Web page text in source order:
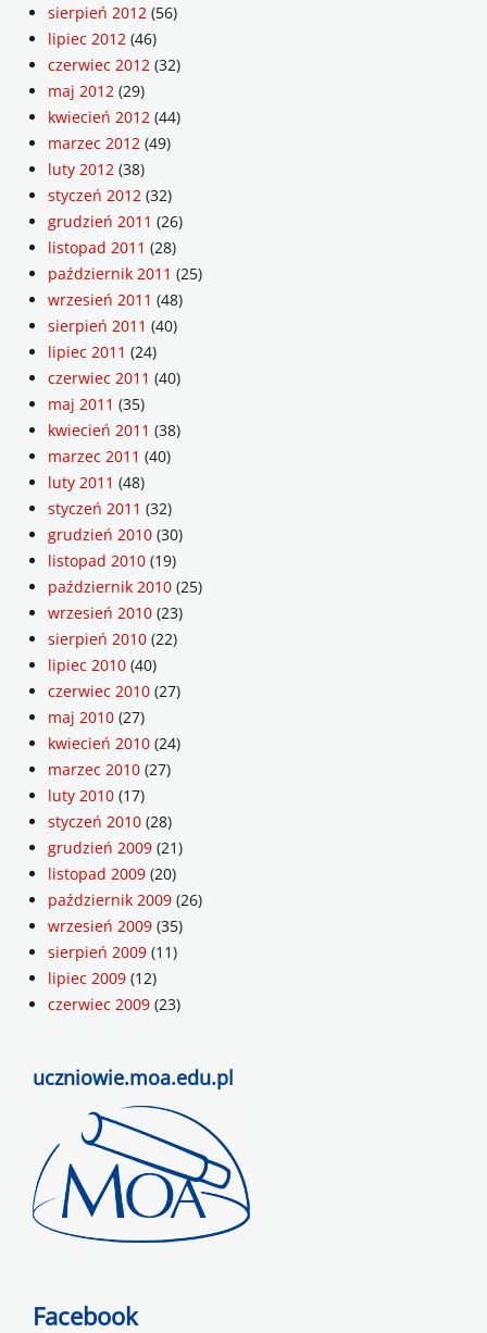
sierpień 2012 (56)
lipiec 2012 (46)
czerwiec 2012 (32)
maj 2012 (29)
kwiecień 2012 (44)
marzec 2012 (49)
luty 2012 (38)
styczeń 2012 (32)
grudzień 2011 (26)
listopad 2011 (28)
październik 2011 (25)
wrzesień 2011 (48)
sierpień 2011 (40)
lipiec 2011 (24)
czerwiec 2011 (40)
maj 2011 (35)
kwiecień 2011 (38)
marzec 2011 (40)
luty 2011 (48)
styczeń 2011 (32)
grudzień 2010 (30)
listopad 2010 (19)
październik 2010 (25)
wrzesień 2010 (23)
sierpień 2010 (22)
lipiec 2010 (40)
czerwiec 2010 (27)
maj 2010 (27)
kwiecień 2010 (24)
marzec 2010 (27)
luty 2010 (17)
styczeń 2010 (28)
grudzień 2009 (21)
listopad 2009 (20)
październik 2009 (26)
wrzesień 2009 (35)
sierpień 2009 (11)
lipiec 2009 (12)
czerwiec 2009 (23)
uczniowie.moa.edu.pl
Facebook